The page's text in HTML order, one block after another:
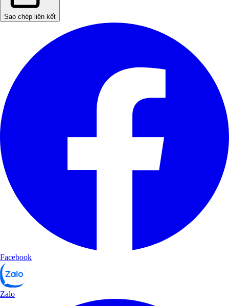
Sao chép liên kết
Facebook
Zalo